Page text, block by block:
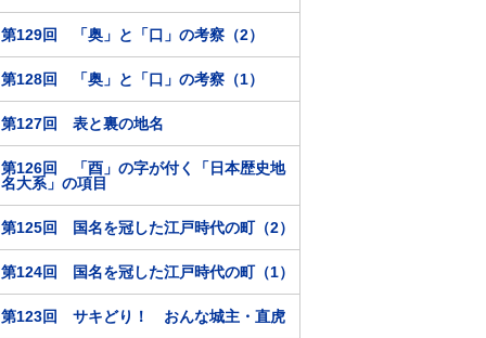
第129回 「奥」と「口」の考察（2）
第128回 「奥」と「口」の考察（1）
第127回 表と裏の地名
第126回 「酉」の字が付く「日本歴史地
名大系」の項目
第125回 国名を冠した江戸時代の町（2）
第124回 国名を冠した江戸時代の町（1）
第123回 サキどり！ おんな城主・直虎